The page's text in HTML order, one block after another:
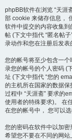
phpBB软件在浏览 “天涯
部 cookie 来储存信息，
软件中提交的内容收集
帖 (下文中指代 “匿名帖
录动作和您在注册后发表
您的帐号将至少包含一个
录您的帐号的个人密码 (
址 (下文中指代 “您的
的主机所在国家的数据
过程中 “天涯斋” 要求的
使用者的特殊要求)。 在
在您的帐号中， 您可以
您的密码在软件中以加
希望您不要在不同的网站